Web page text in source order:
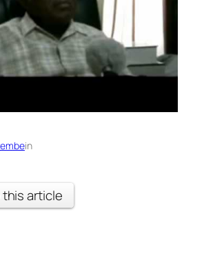
in
article